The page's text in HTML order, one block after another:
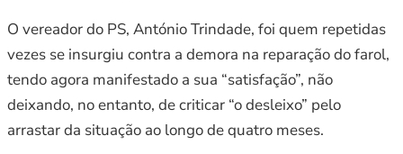
O vereador do PS, António Trindade, foi quem repetidas
vezes se insurgiu contra a demora na reparação do farol,
tendo agora manifestado a sua “satisfação”, não
deixando, no entanto, de criticar “o desleixo” pelo
arrastar da situação ao longo de quatro meses.